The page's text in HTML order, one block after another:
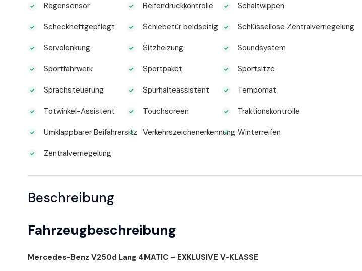
Regensensor Reifendruckkontrolle Schaltwippen
Scheckheftgepflegt Schiebetür beidseitig Schlüssellose Zentralverriegelung
Servolenkung Sitzheizung Soundsystem
Sportfahrwerk Sportpaket Sportsitze
Sprachsteuerung Spurhalteassistent Tempomat
Totwinkel-Assistent Touchscreen Traktionskontrolle
Umklappbarer Beifahrersitz Verkehrszeichenerkennung Winterreifen
Zentralverriegelung
Beschreibung
Fahrzeugbeschreibung
Mercedes-Benz V250d Lang 4MATIC – EXKLUSIVE V-KLASSE